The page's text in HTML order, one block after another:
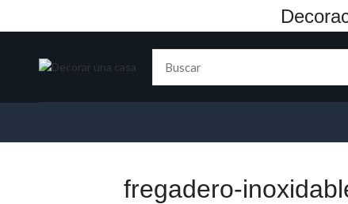
fregadero-